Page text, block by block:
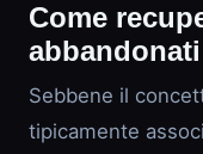
Come
Sebbene il
tipicamente